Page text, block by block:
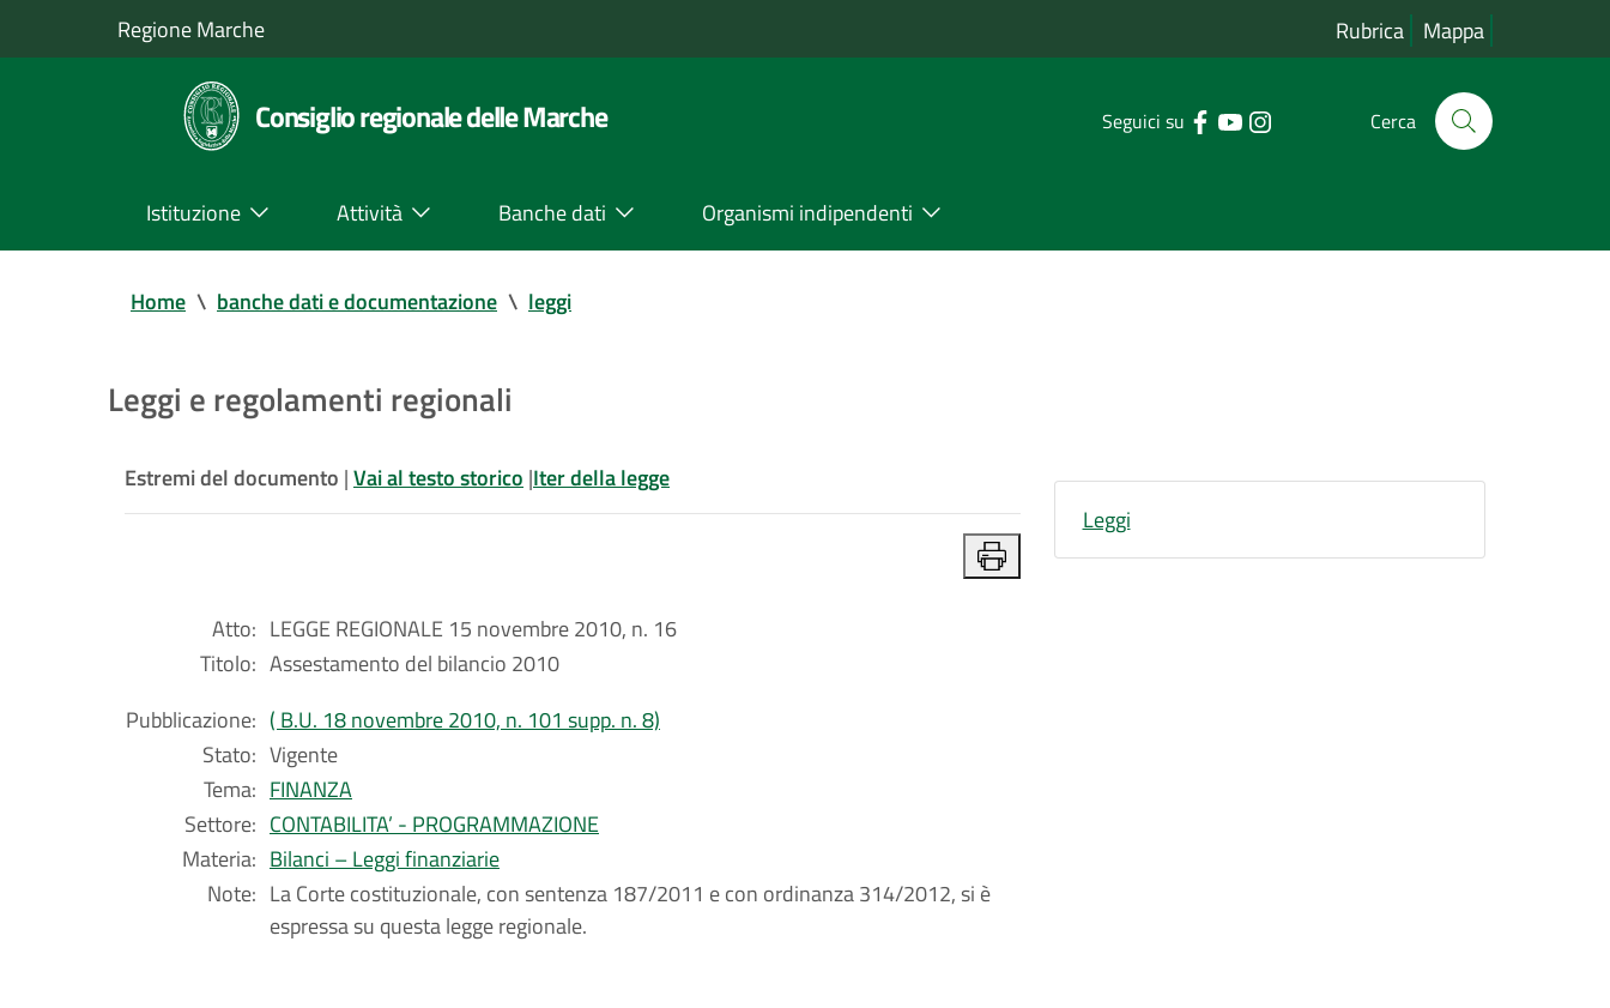
Regione Marche Rubrica Mappa
Consiglio regionale delle Marche Seguici su Cerca
Istituzione Attività Banche dati Organismi indipendenti
Home \ banche dati e documentazione \ leggi
Leggi e regolamenti regionali
Estremi del documento |Vai al testo storico |Iter della legge
Atto: LEGGE REGIONALE 15 novembre 2010, n. 16
Titolo: Assestamento del bilancio 2010
Pubblicazione: ( B.U. 18 novembre 2010, n. 101 supp. n. 8)
Stato: Vigente
Tema: FINANZA
Settore: CONTABILITA’ - PROGRAMMAZIONE
Materia: Bilanci – Leggi finanziarie
Note: La Corte costituzionale, con sentenza 187/2011 e con ordinanza 314/2012, si è
espressa su questa legge regionale.
Leggi